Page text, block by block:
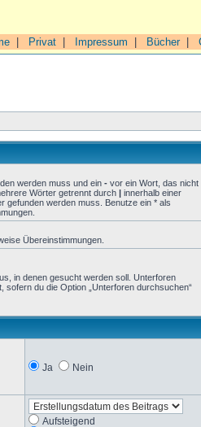
Privat Impressum Bücher|
werden muss und ein - vor ein Wort, das nicht
Wörter getrennt durch | innerhalb einer
gefunden werden muss. Benutze ein * als
Übereinstimmungen.
in denen gesucht werden soll. Unterforen
sofern du die Option „Unterforen durchsuchen“
Ja Nein
Aufsteigend